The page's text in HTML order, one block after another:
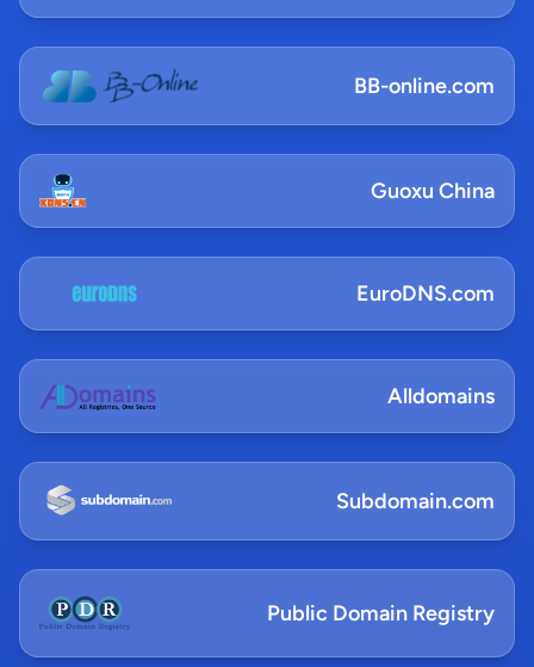
BB-online.com
Guoxu China
EuroDNS.com
Alldomains
Subdomain.com
Public Domain Registry